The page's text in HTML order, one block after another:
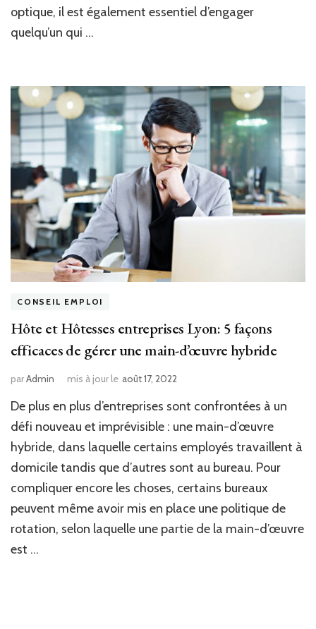
optique, il est également essentiel d’engager
quelqu’un qui …
CONSEIL EMPLOI
Hôte et Hôtesses entreprises Lyon: 5 façons
efficaces de gérer une main-d’œuvre hybride
parAdmin mis à jour le août 17, 2022
De plus en plus d’entreprises sont confrontées à un
défi nouveau et imprévisible : une main-d’œuvre
hybride, dans laquelle certains employés travaillent à
domicile tandis que d’autres sont au bureau. Pour
compliquer encore les choses, certains bureaux
peuvent même avoir mis en place une politique de
rotation, selon laquelle une partie de la main-d’œuvre
est …